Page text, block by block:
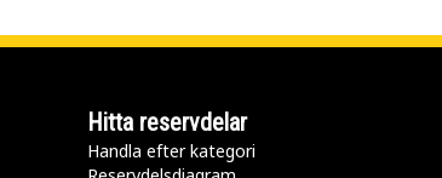
Hitta reservdelar
Handla efter kategori